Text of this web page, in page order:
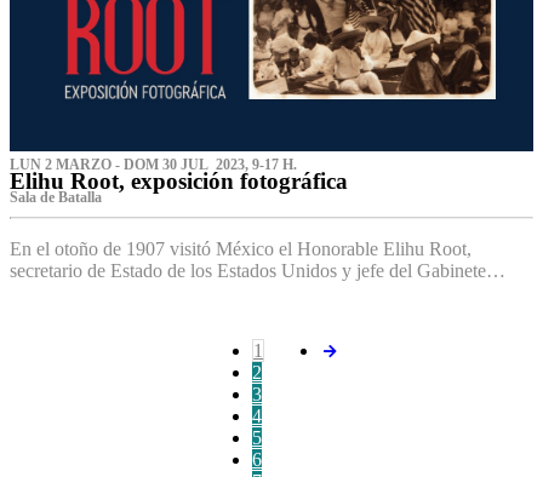
LUN 2 MARZO - DOM 30 JUL 2023, 9-17 H.
Elihu Root, exposición fotográfica
Sala de Batalla
En el otoño de 1907 visitó México el Honorable Elihu Root,
secretario de Estado de los Estados Unidos y jefe del Gabinete…
1
2
3
4
5
6